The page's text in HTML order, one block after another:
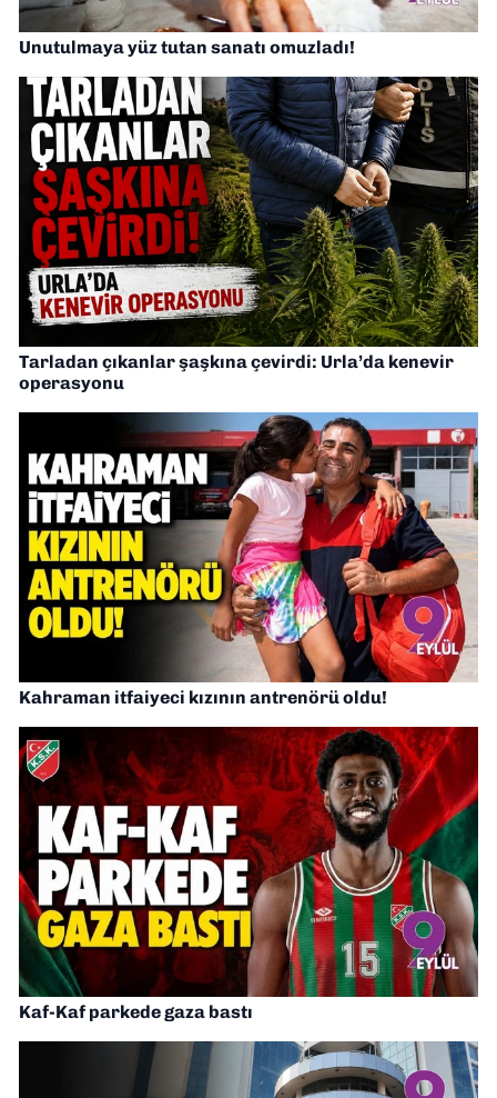
Unutulmaya yüz tutan sanatı omuzladı!
Tarladan çıkanlar şaşkına çevirdi: Urla’da kenevir
operasyonu
Kahraman itfaiyeci kızının antrenörü oldu!
Kaf-Kaf parkede gaza bastı